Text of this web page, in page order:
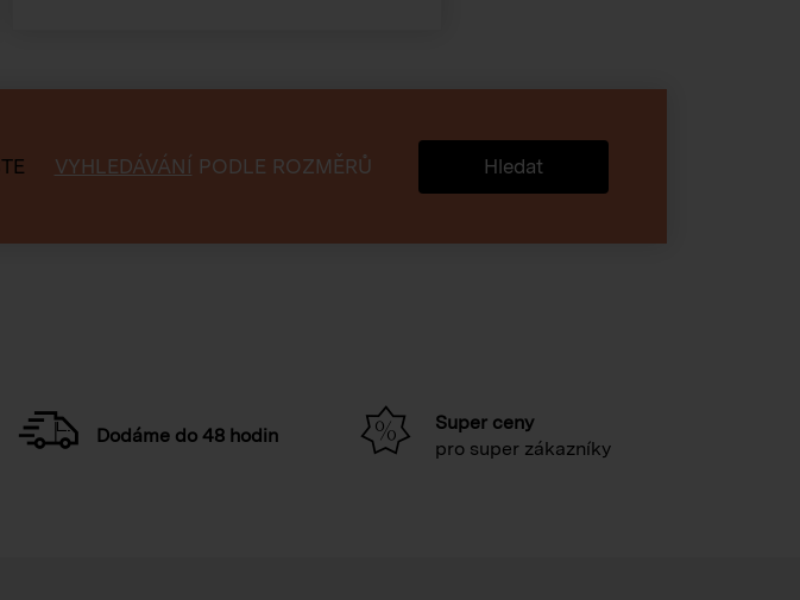
VYHLEDÁVÁNÍ PODLE ROZMĚRŮ Hledat
Dodáme do 48 hodin
Super ceny
pro super zákazníky